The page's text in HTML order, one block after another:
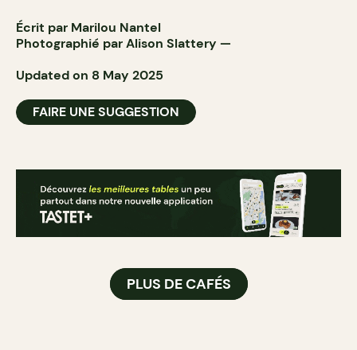
Écrit par Marilou Nantel
Photographié parAlison Slattery —
Updated on 8 May 2025
FAIRE UNE SUGGESTION
PLUS DE CAFÉS